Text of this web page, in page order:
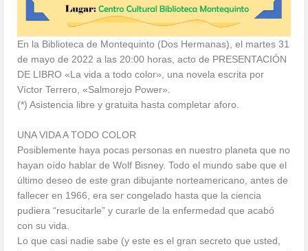
En la Biblioteca de Montequinto (Dos Hermanas), el martes 31
de mayo de 2022 a las 20:00 horas, acto de PRESENTACIÓN
DE LIBRO «La vida a todo color», una novela escrita por
Víctor Terrero, «Salmorejo Power».
(*) Asistencia libre y gratuita hasta completar aforo.
UNA VIDA A TODO COLOR
Posiblemente haya pocas personas en nuestro planeta que no
hayan oído hablar de Wolf Bisney. Todo el mundo sabe que el
último deseo de este gran dibujante norteamericano, antes de
fallecer en 1966, era ser congelado hasta que la ciencia
pudiera “resucitarle” y curarle de la enfermedad que acabó
con su vida.
Lo que casi nadie sabe (y este es el gran secreto que usted,